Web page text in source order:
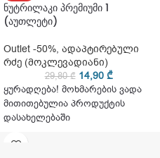
ნუტრილაკი პრემიუმი 1
(აუთლეტი)
Outlet -50%, ადაპტირებული
რძე (მოკლევადიანი)
29,80₾ 14,90 ₾
ყურადღება! მოხმარების ვადა
მითითებულია პროდუქტის
დასახელებაში